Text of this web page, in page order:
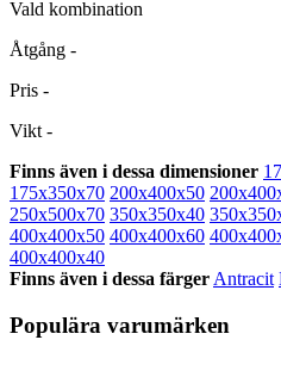
Vald kombination
Åtgång -
Pris -
Vikt -
Finns även i dessa dimensioner
175x350x70 200x400x50
250x500x70 350x350x40
400x400x50 400x400x60
400x400x40
Finns även i dessa färger Antracit
Populära varumärken